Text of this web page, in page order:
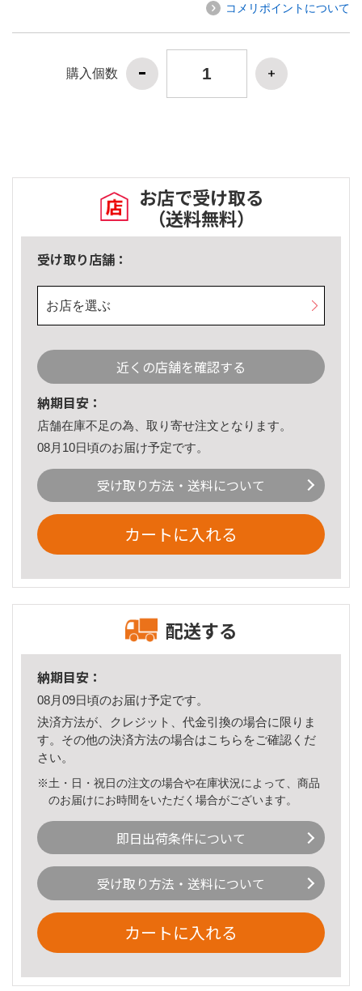
コメリポイントについて
購入個数
お店で受け取る
（送料無料）
受け取り店舗：
お店を選ぶ
近くの店舗を確認する
納期目安：
店舗在庫不足の為、取り寄せ注文となります。
08月10日頃のお届け予定です。
受け取り方法・送料について
カートに入れる
配送する
納期目安：
08月09日頃のお届け予定です。
決済方法が、クレジット、代金引換の場合に限りま
す。その他の決済方法の場合はこちら をご確認くだ
さい。
※土・日・祝日の注文の場合や在庫状況によって、商品
のお届けにお時間をいただく場合がございます。
即日出荷条件について
受け取り方法・送料について
カートに入れる